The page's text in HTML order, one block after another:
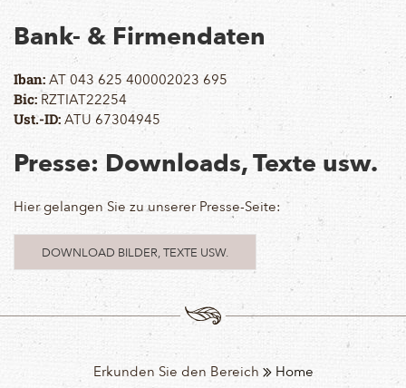
Bank- & Firmendaten
Iban: AT 043 625 400002023 695
Bic: RZTIAT22254
Ust.-ID: ATU 67304945
Presse: Downloads, Texte usw.
Hier gelangen Sie zu unserer Presse-Seite:
DOWNLOAD BILDER, TEXTE USW.
Erkunden Sie den Bereich Home